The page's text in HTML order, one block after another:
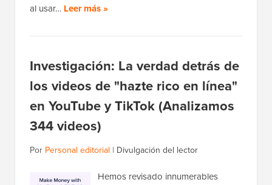
al usar… Leer más »
Investigación: La verdad detrás de
los videos de "hazte rico en línea"
en YouTube y TikTok (Analizamos
344 videos)
Por Personal editorial | Divulgación del lector
Hemos revisado innumerables